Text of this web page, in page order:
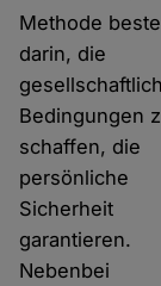
Methode
darin, die
Bedingungen
schaffen, die
persönliche
Sicherheit
garantieren.
Nebenbei